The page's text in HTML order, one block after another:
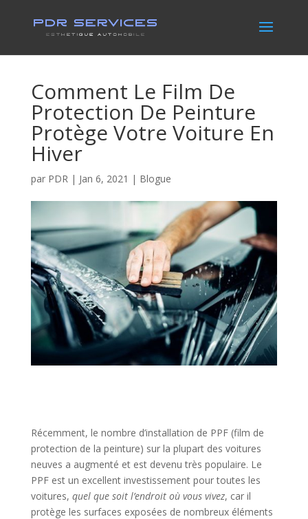
Comment Le Film De
Protection De Peinture
Protège Votre Voiture En
Hiver
par PDR| Jan 6, 2021 | Blogue
Récemment, le nombre d’installation de PPF (film de
protection de la peinture) sur la plupart des voitures
neuves a augmenté et est devenu très populaire. Le
PPF est un excellent investissement pour toutes les
voitures, quel que soit l’endroit où vous vivez, car il
protège les surfaces exposées de nombreux éléments